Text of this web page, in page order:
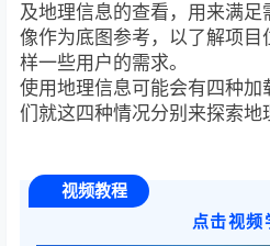
及地理信息的查看，用来满足
像作为底图参考，以了解项
样一些用户的需求。
使用地理信息可能会有四种
们就这四种情况分别来探索地
视频教程
点击视频